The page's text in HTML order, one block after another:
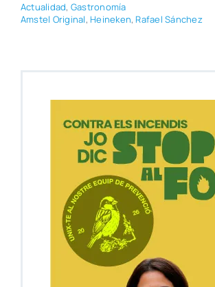
Actua­li­dad, Gas­tro­no­mía
Ams­tel Ori­gi­nal, Hei­ne­ken, Rafael Sán­chez